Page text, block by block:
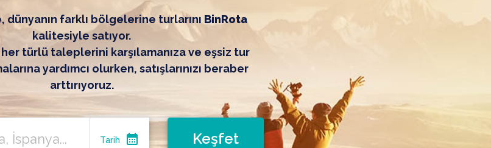
farklı bölgelerine turlarını BinRota
kalitesiyle satıyor.
türlü taleplerini karşılamanıza ve eşsiz tur
yardımcı olurken, satışlarınızı beraber
arttırıyoruz.
Tarih calendar_month Keşfet